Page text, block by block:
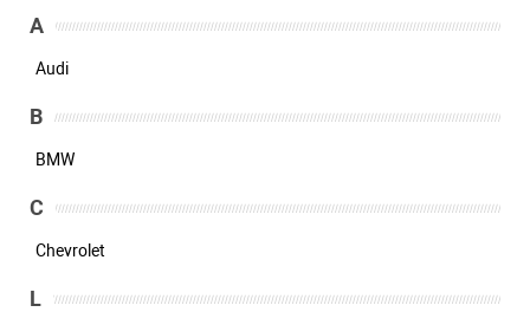
A
Audi
B
BMW
C
Chevrolet
L